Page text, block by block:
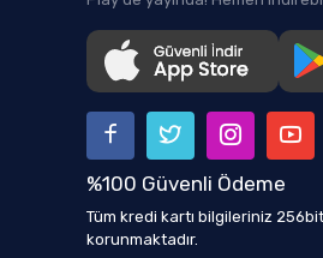
%100 Güvenli Ödeme
Tüm kredi kartı bilgileriniz
korunmaktadır.